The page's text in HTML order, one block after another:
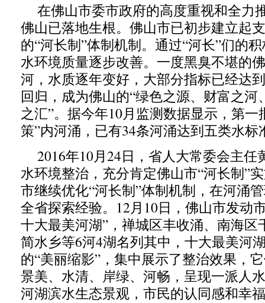
在佛山市委市政府的高度重视和全力
佛山已落地生根。佛山市已初步建立起
的“河长制”体制机制。通过“河长”们的
水环境质量逐步改善。一度黑臭不堪的
河，水质逐年变好，大部分指标已经达
回归，成为佛山的“绿色之源、财富之河
之汇”。据今年10月监测数据显示，第一
策”内河涌，已有34条河涌达到五类水标
2016年10月24日，省人大常委会主任
水环境整治，充分肯定佛山市“河长制”
市继续优化“河长制”体制机制，在河涌
全省探索经验。12月10日，佛山市发动
十大最美河湖”，禅城区丰收涌、南海区
简水乡等6河4湖名列其中，十大最美河
的“美丽缩影”，集中展示了整治效果，
景美、水清、岸绿、河畅，呈现一派人
河湖滨水生态景观，市民的认同感和幸